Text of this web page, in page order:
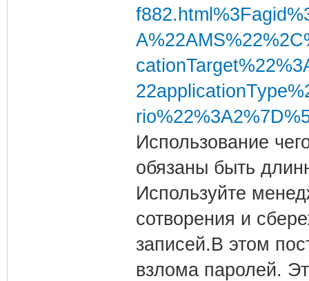
Использование
обязаны быть
Используйте
сотворения и
записей.В этом
взлома паролей.